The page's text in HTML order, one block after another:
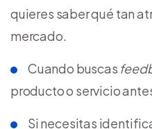
quieres saber qué tan
mercado.
Cuando buscas
producto o servicio
Si necesitas